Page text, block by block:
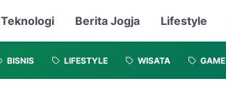
Teknologi Berita Jogja Lifestyle
BISNIS LIFESTYLE WISATA GAME